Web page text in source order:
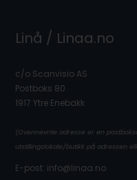
Linå / Linaa.no
c/o Scanvisio AS
Postboks 80
1917 Ytre Enebakk
(Ovennevnte adresse er en
utstillingslokale/butikk på adressen
E-post: info@linaa.no